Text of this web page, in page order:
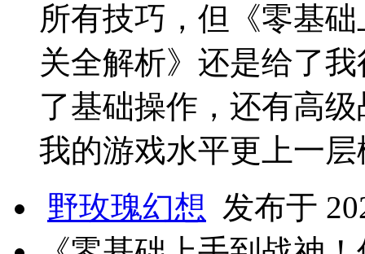
所有技巧，但《零基
关全解析》还是给了
了基础操作，还有高
我的游戏水平更上一层
野玫瑰幻想 发布于